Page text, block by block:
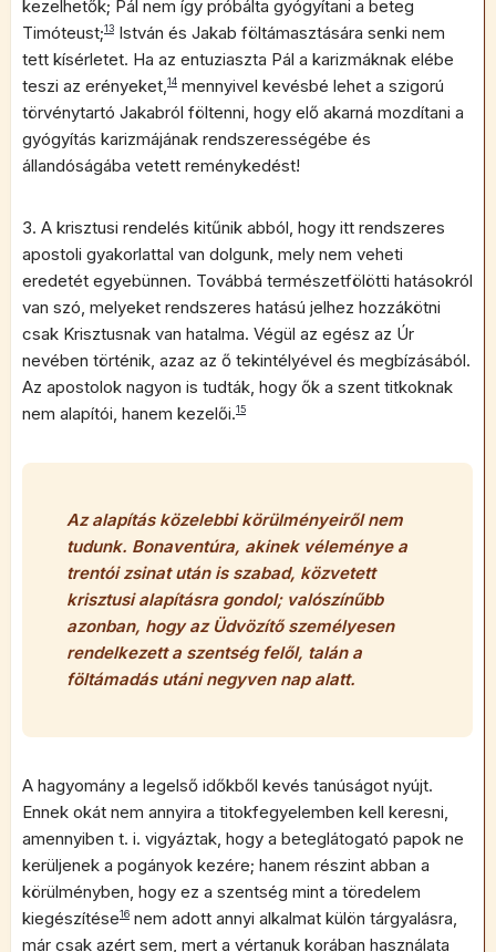
kezelhetők; Pál nem így próbálta gyógyítani a beteg
Timóteust;13 István és Jakab föltámasztására senki nem
tett kísérletet. Ha az entuziaszta Pál a karizmáknak elébe
teszi az erényeket,14 mennyivel kevésbé lehet a szigorú
törvénytartó Jakabról föltenni, hogy elő akarná mozdítani a
gyógyítás karizmájának rendszerességébe és
állandóságába vetett reménykedést!
3. A krisztusi rendelés kitűnik abból, hogy itt rendszeres
apostoli gyakorlattal van dolgunk, mely nem veheti
eredetét egyebünnen. Továbbá természetfölötti hatásokról
van szó, melyeket rendszeres hatású jelhez hozzákötni
csak Krisztusnak van hatalma. Végül az egész az Úr
nevében történik, azaz az ő tekintélyével és megbízásából.
Az apostolok nagyon is tudták, hogy ők a szent titkoknak
nem alapítói, hanem kezelői.15
Az alapítás közelebbi körülményeiről nem
tudunk. Bonaventúra, akinek véleménye a
trentói zsinat után is szabad, közvetett
krisztusi alapításra gondol; valószínűbb
azonban, hogy az Üdvözítő személyesen
rendelkezett a szentség felől, talán a
föltámadás utáni negyven nap alatt.
A hagyomány a legelső időkből kevés tanúságot nyújt.
Ennek okát nem annyira a titokfegyelemben kell keresni,
amennyiben t. i. vigyáztak, hogy a beteglátogató papok ne
kerüljenek a pogányok kezére; hanem részint abban a
körülményben, hogy ez a szentség mint a töredelem
kiegészítése16 nem adott annyi alkalmat külön tárgyalásra,
már csak azért sem, mert a vértanuk korában használata